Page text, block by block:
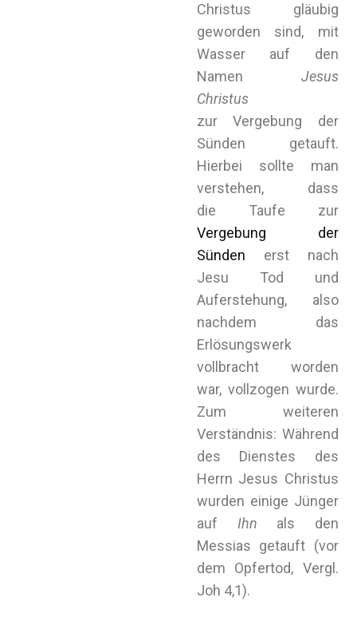
Christus gläubig
geworden sind, mit
Wasser auf den
Namen Jesus
Christus
zur Vergebung der
Sünden getauft.
Hierbei sollte man
verstehen, dass
die Taufe zur
Vergebung der
Sünden erst nach
Jesu Tod und
Auferstehung, also
nachdem das
Erlösungswerk
vollbracht worden
war, vollzogen wurde.
Zum weiteren
Verständnis: Während
des Dienstes des
Herrn Jesus Christus
wurden einige Jünger
auf Ihn als den
Messias getauft (vor
dem Opfertod, Vergl.
Joh 4,1).